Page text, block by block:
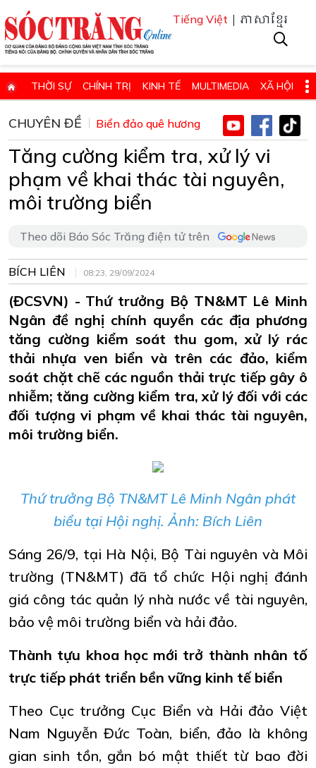
Tiếng Việt | ភាសាខ្មែរ
THỜI SỰ CHÍNH TRỊ KINH TẾ MULTIMEDIA XÃ HỘI
GIÁO DỤC - KHOA HỌC & CÔNG NGHỆ
QUỐC PHÒNG - AN NINH QUỐC TẾ SỨC KHỎE VÀ ĐỜI SỐNG
VĂN HÓA - THỂ THAO - DU LỊCH CHUYÊN ĐỀ
ĐIỂM BÁO - TIN VẮN ĐỊA PHƯƠNG THÔNG TIN CẦN BIẾT
HỌC TẬP VÀ LÀM THEO TƯ TƯỞNG, ĐẠO ĐỨC, PHONG CÁCH HỒ
ĐẶT BÁO GIẤY ONLINE
CHUYÊN ĐỀ Biển đảo quê hương
Tăng cường kiểm tra, xử lý vi
phạm về khai thác tài nguyên,
môi trường biển
Theo dõi Báo Sóc Trăng điện tử trên
BÍCH LIÊN 08:23, 29/09/2024
(ĐCSVN) - Thứ trưởng Bộ TN&MT Lê Minh
Ngân đề nghị chính quyền các địa phương
tăng cường kiểm soát thu gom, xử lý rác
thải nhựa ven biển và trên các đảo, kiểm
soát chặt chẽ các nguồn thải trực tiếp gây ô
nhiễm; tăng cường kiểm tra, xử lý đối với các
đối tượng vi phạm về khai thác tài nguyên,
môi trường biển.
Thứ trưởng Bộ TN&MT Lê Minh Ngân phát
biểu tại Hội nghị. Ảnh: Bích Liên
Sáng 26/9, tại Hà Nội, Bộ Tài nguyên và Môi
trường (TN&MT) đã tổ chức Hội nghị đánh
giá công tác quản lý nhà nước về tài nguyên,
bảo vệ môi trường biển và hải đảo.
Thành tựu khoa học mới trở thành nhân tố
trực tiếp phát triển bền vững kinh tế biển
Theo Cục trưởng Cục Biển và Hải đảo Việt
Nam Nguyễn Đức Toàn, biển, đảo là không
gian sinh tồn, gắn bó mật thiết từ bao đời